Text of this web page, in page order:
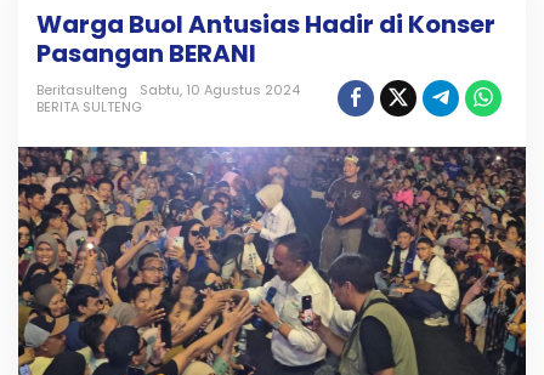
r
B
o
l
A
n
t
u
s
i
a
s
Warga Buol Antusias Hadir di Konser
Pasangan BERANI
Beritasulteng
Sabtu, 10 Agustus 2024
BERITA SULTENG